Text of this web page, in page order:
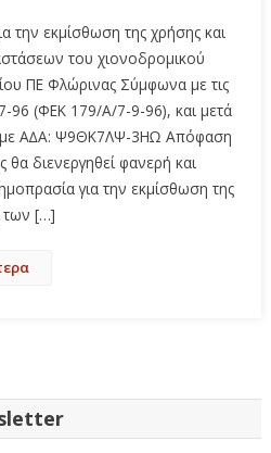
την εκμίσθωση της χρήσης και
του χιονοδρομικού
ΠΕ Φλώρινας Σύμφωνα με τις
96 (ΦΕΚ 179/Α/7-9-96), και μετά
με Α∆Α: Ψ9ΘΚ7ΛΨ-3ΗΩ Απόφαση
θα διενεργηθεί φανερή και
για την εκμίσθωση της
των […]